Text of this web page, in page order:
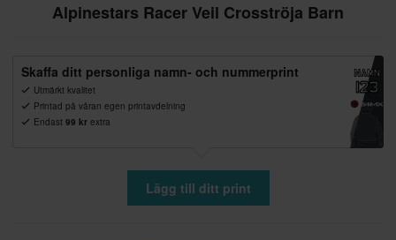
Alpinestars Racer Veil Crosströja Barn
Skaffa ditt personliga namn- och nummerprint
Utmärkt kvalitet
Printad på våran egen printavdelning
Endast 99 kr extra
Lägg till ditt print